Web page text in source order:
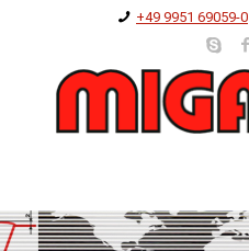
+49 9951 69059-0